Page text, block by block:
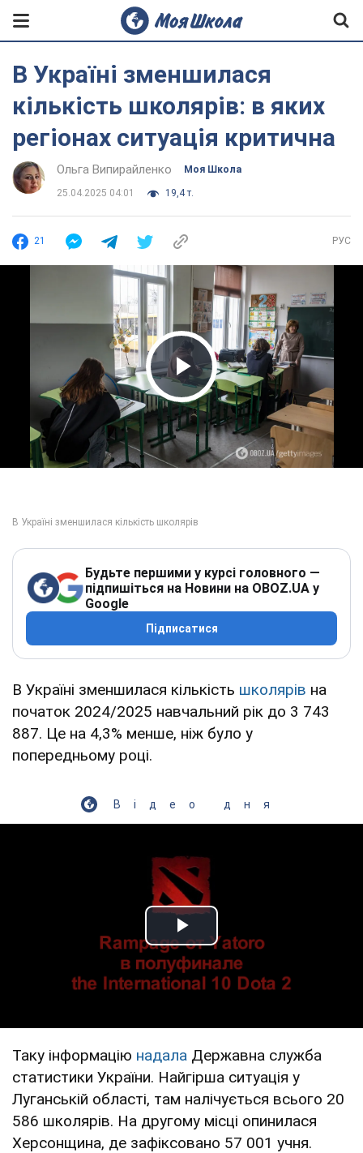
В Україні зменшилася
кількість школярів: в яких
регіонах ситуація критична
Ольга Випирайленко Моя Школа
25.04.2025 04:01 19,4 т.
21 РУС
Play Video
Будьте першими у курсі головного —
підпишіться на Новини на OBOZ.UA у
Google
Підписатися
В Україні зменшилася кількість школярів на
початок 2024/2025 навчальний рік до 3 743
887. Це на 4,3% менше, ніж було у
попередньому році.
Відео дня
Play Video
Таку інформацію надала Державна служба
статистики України. Найгірша ситуація у
Луганській області, там налічується всього 20
586 школярів. На другому місці опинилася
Херсонщина, де зафіксовано 57 001 учня.